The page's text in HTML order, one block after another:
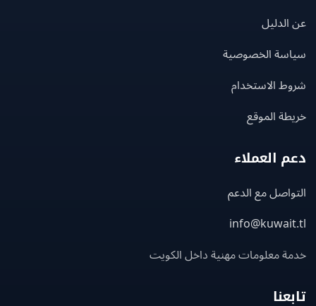
الخصوصية
الاستخدام
الموقع
العملاء
مع الدعم
معلومات مهنية داخل الكويت